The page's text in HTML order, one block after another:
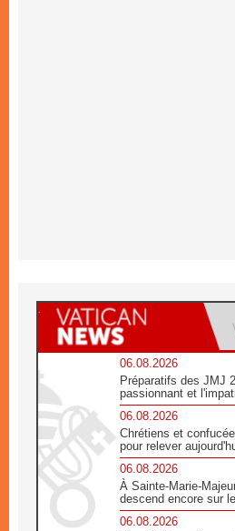
06.08.2026
Préparatifs des JMJ
passionnant et
06.08.2026
Chrétiens et
pour relever
06.08.2026
À Sainte-Marie-
descend encore sur
06.08.2026